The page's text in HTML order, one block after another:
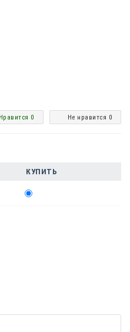
Не нравится 0
Нравится 0
КУПИТЬ